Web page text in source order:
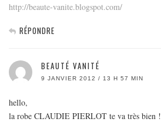
http://beaute-vanite.blogspot.com/
RÉPONDRE
BEAUTÉ VANITÉ
9 JANVIER 2012 / 13 H 57 MIN
hello,
la robe CLAUDIE PIERLOT te va très bien !